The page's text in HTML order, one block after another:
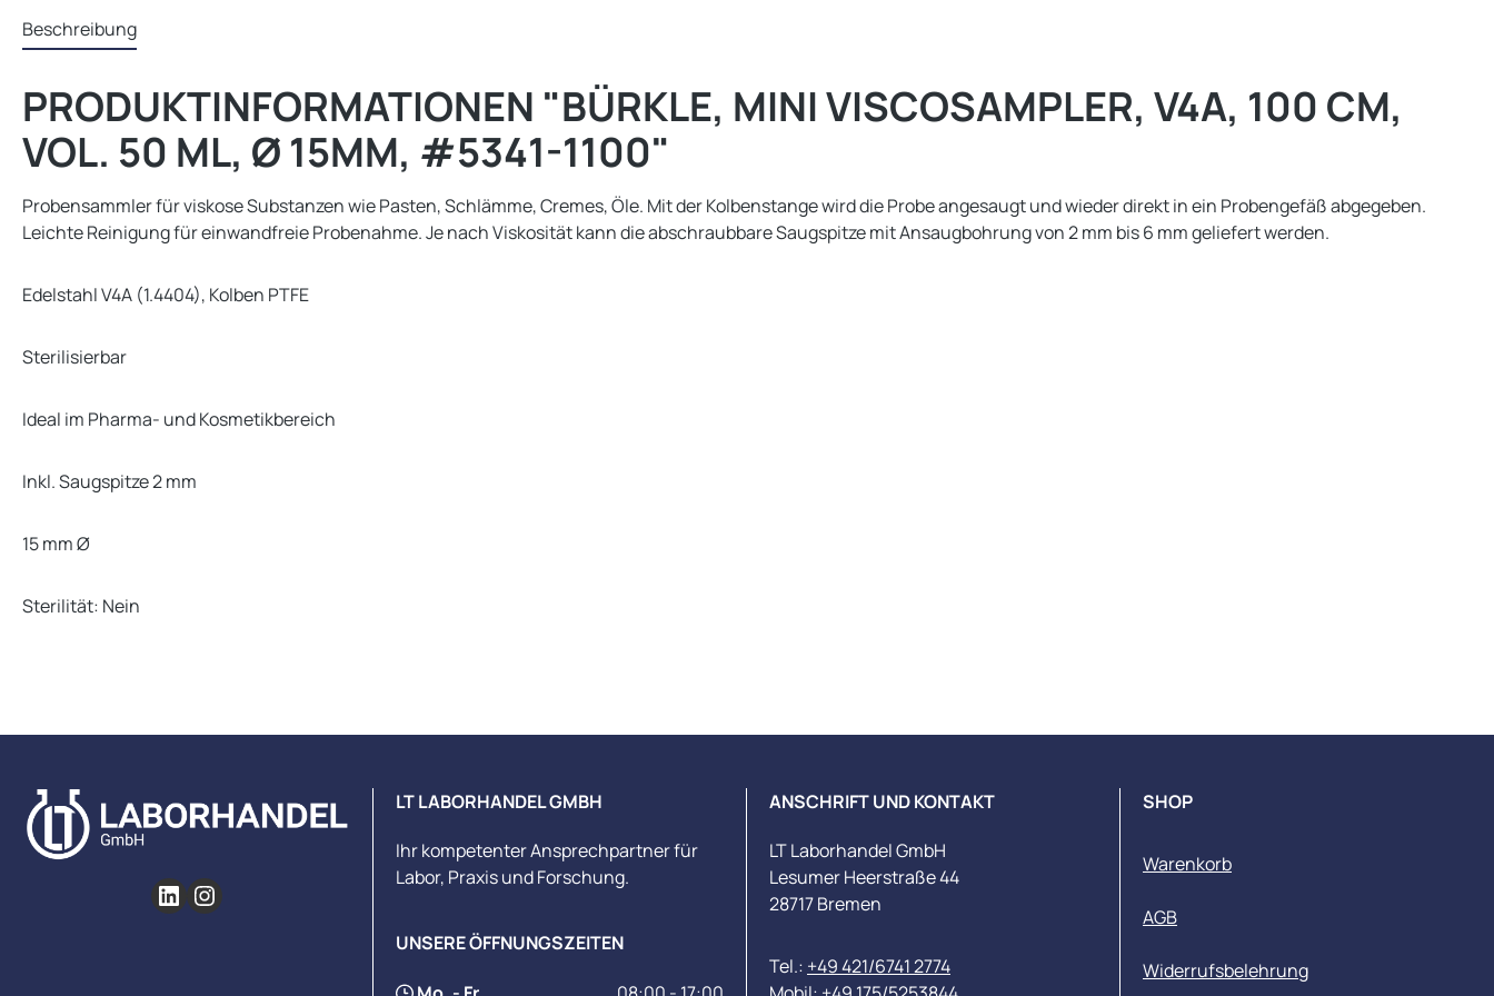
Beschreibung
PRODUKTINFORMATIONEN "BÜRKLE, MINI VISCOSAMPLER, V4A, 100 CM,
VOL. 50 ML, Ø 15MM, #5341-1100"
Probensammler für viskose Substanzen wie Pasten, Schlämme, Cremes, Öle. Mit der Kolbenstange wird die Probe angesaugt und wieder direkt in ein Probengefäß abgegeben.
Leichte Reinigung für einwandfreie Probenahme. Je nach Viskosität kann die abschraubbare Saugspitze mit Ansaugbohrung von 2 mm bis 6 mm geliefert werden.
Edelstahl V4A (1.4404), Kolben PTFE
Sterilisierbar
Ideal im Pharma- und Kosmetikbereich
Inkl. Saugspitze 2 mm
15 mm Ø
Sterilität: Nein
LT LABORHANDEL GMBH
Ihr kompetenter Ansprechpartner für
Labor, Praxis und Forschung.
UNSERE ÖFFNUNGSZEITEN
ANSCHRIFT UND KONTAKT
LT Laborhandel GmbH
Lesumer Heerstraße 44
28717 Bremen
Tel.: +49 421/6741 2774
SHOP
Warenkorb
AGB
Widerrufsbelehrung